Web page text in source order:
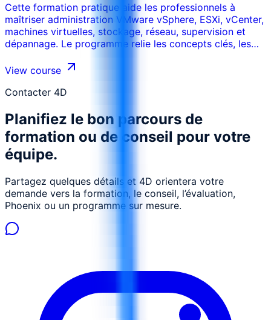
Cette formation pratique aide les professionnels à
maîtriser administration VMware vSphere, ESXi, vCenter,
machines virtuelles, stockage, réseau, supervision et
dépannage. Le programme relie les concepts clés, les
opérationnelles afin que les participants puissent
La formation peut être adaptée au secteur, aux
objectifs de performance de l’organisation.
View course
Contacter 4D
Planifiez le bon parcours de
formation ou de conseil pour votre
équipe.
Partagez quelques détails et 4D orientera votre
demande vers la formation, le conseil, l’évaluation,
Phoenix ou un programme sur mesure.